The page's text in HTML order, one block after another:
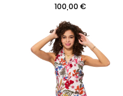
Prix
100,00 €